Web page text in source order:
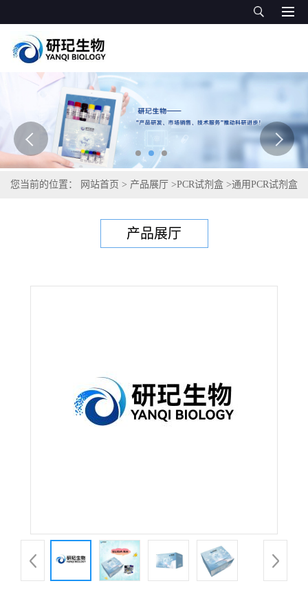
您当前的位置： 网站首页 > 产品展厅 >PCR试剂盒 >通用PCR试剂盒
产品展厅